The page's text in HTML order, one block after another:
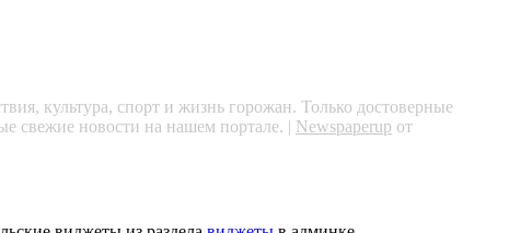
культура, спорт и жизнь горожан. Только достоверные
свежие новости на нашем портале. | Newspaperup от